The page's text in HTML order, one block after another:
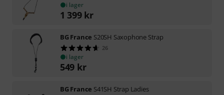
i lager
1 399 kr
BG France S20SH Saxophone Strap
26
i lager
549 kr
BG France S41SH Strap Ladies